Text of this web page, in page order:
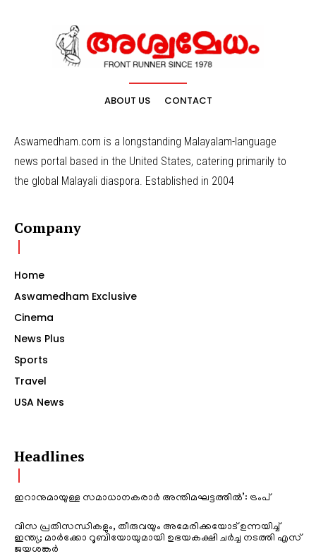
ABOUT US CONTACT
Aswamedham.com is a longstanding Malayalam-language
news portal based in the United States, catering primarily to
the global Malayali diaspora. Established in 2004
Company
Home
Aswamedham Exclusive
Cinema
News Plus
Sports
Travel
USA News
Headlines
ഇറാനുമായുള്ള സമാധാനകരാർ അന്തിമഘട്ടത്തിൽ‌’: ട്രംപ്
വിസ പ്രതിസന്ധികളും, തീരുവയും അമേരിക്കയോട് ഉന്നയിച്ച്
ഇന്ത്യ; മാർക്കോ റൂബിയോയുമായി ഉഭയകക്ഷി ചർച്ച നടത്തി എസ്
ജയശങ്കർ